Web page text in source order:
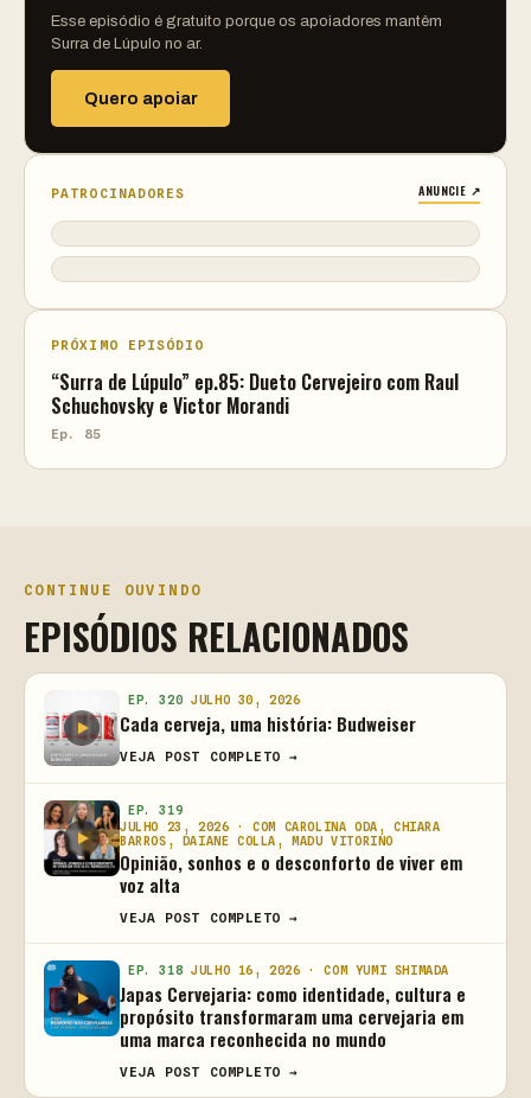
Esse episódio é gratuito porque os apoiadores mantêm
Surra de Lúpulo no ar.
Quero apoiar
PATROCINADORES ANUNCIE ↗
PRÓXIMO EPISÓDIO
“Surra de Lúpulo” ep.85: Dueto Cervejeiro com Raul
Schuchovsky e Victor Morandi
Ep. 85
CONTINUE OUVINDO
EPISÓDIOS RELACIONADOS
EP. 320 JULHO 30, 2026
Cada cerveja, uma história: Budweiser
VEJA POST COMPLETO →
EP. 319
JULHO 23, 2026 · COM CAROLINA ODA, CHIARA
BARROS, DAIANE COLLA, MADU VITORINO
Opinião, sonhos e o desconforto de viver em
voz alta
VEJA POST COMPLETO →
EP. 318 JULHO 16, 2026 · COM YUMI SHIMADA
Japas Cervejaria: como identidade, cultura e
propósito transformaram uma cervejaria em
uma marca reconhecida no mundo
VEJA POST COMPLETO →